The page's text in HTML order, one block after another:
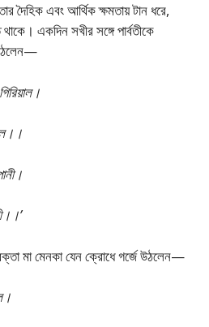
দৈহিক এবং আর্থিক ক্ষমতায় টান ধরে,
একদিন সখীর সঙ্গে পার্বতীকে
মা মেনকা যেন ক্রোধে গর্জে উঠলেন—